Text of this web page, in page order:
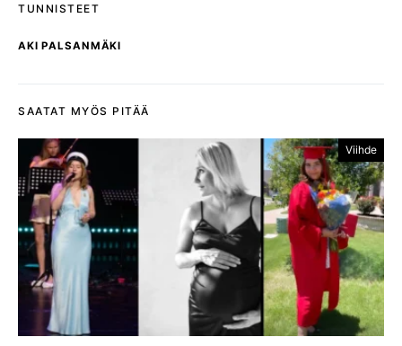
TUNNISTEET
AKI PALSANMÄKI
SAATAT MYÖS PITÄÄ
Viihde